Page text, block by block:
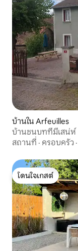
บ้านใน Arfeuilles
บ้านชนบทที่มีเสน่ห์
สถานที่ · ครอบครัว ·
โดนใจเกสต์
โดนใจเกสต์